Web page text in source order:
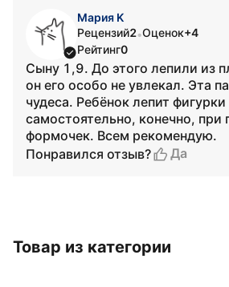
Мария K
Рецензий2•Оценок+4
Рейтинг0
Сыну 1,9. До этого лепили из
он его особо не увлекал. Эта
чудеса. Ребёнок лепит фигурки
самостоятельно, конечно,
формочек. Всем рекомендую.
Понравился отзыв?
Да
Товар из категории